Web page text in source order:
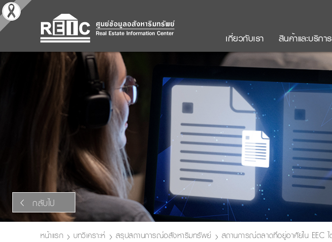
เกี่ยวกับเรา สินค้าและบริการ
กลับไป
หน้าแรก บทวิเคราะห์ สรุปสถานการณ์อสังหาริมทรัพย์ สถานการณ์ตลาดที่อยู่อาศัยใน EEC